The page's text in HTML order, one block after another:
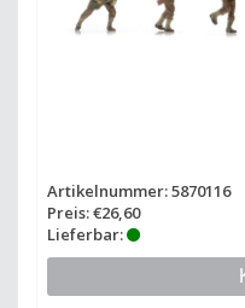
Artikelnummer: 5870116
Preis: €26,60
Lieferbar: